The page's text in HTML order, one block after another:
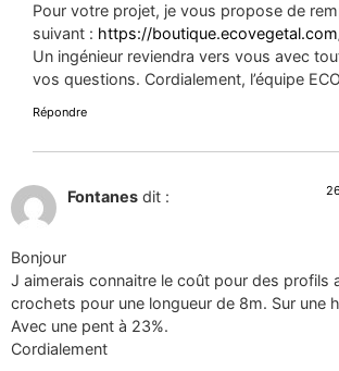
Pour votre projet, je vous propose de
suivant : https://
Un ingénieur reviendra vers vous avec
vos questions. Cordialement, l’équipe
Répondre
Fontanes dit :
Bonjour
J aimerais connaitre le coût pour des profils
crochets pour une longueur de 8m. Sur une
Avec une pent à 23%.
Cordialement